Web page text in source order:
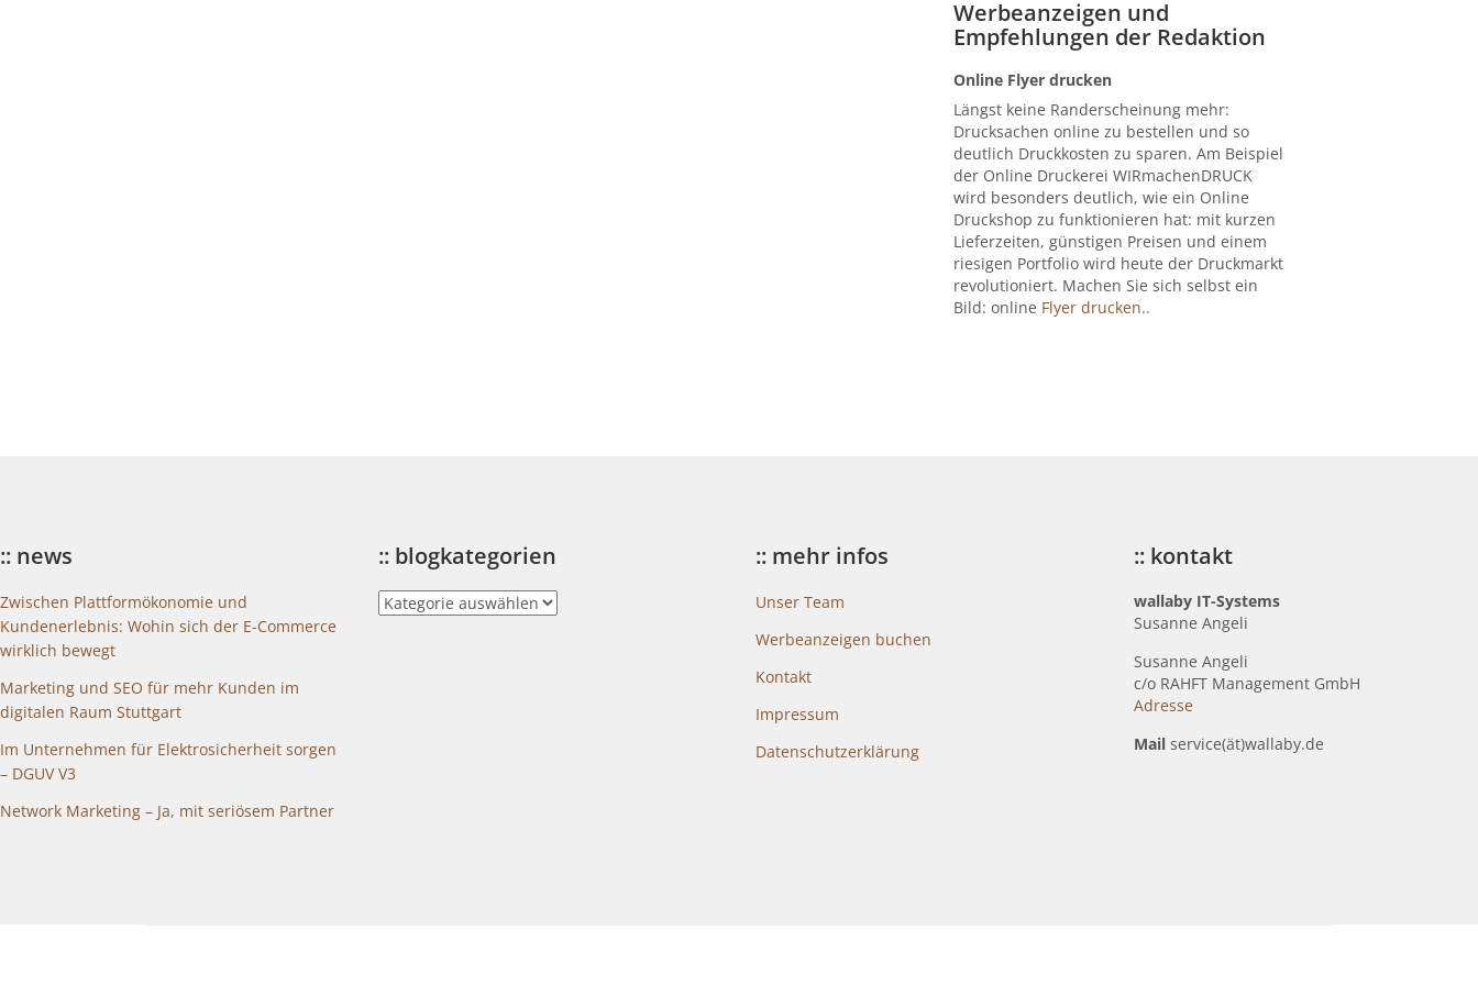
Werbeanzeigen und
Empfehlungen der Redaktion
Online Flyer drucken
Längst keine Randerscheinung mehr:
Drucksachen online zu bestellen und so
deutlich Druckkosten zu sparen. Am Beispiel
der Online Druckerei WIRmachenDRUCK
wird besonders deutlich, wie ein Online
Druckshop zu funktionieren hat: mit kurzen
Lieferzeiten, günstigen Preisen und einem
riesigen Portfolio wird heute der Druckmarkt
revolutioniert. Machen Sie sich selbst ein
Bild: online Flyer drucken..
:: news
Zwischen Plattformökonomie und
Kundenerlebnis: Wohin sich der E-Commerce
wirklich bewegt
Marketing und SEO für mehr Kunden im
digitalen Raum Stuttgart
Im Unternehmen für Elektrosicherheit sorgen
– DGUV V3
Network Marketing – Ja, mit seriösem Partner
:: blogkategorien
::
blogkategorien
:: mehr infos
Unser Team
Werbeanzeigen buchen
Kontakt
Impressum
Datenschutzerklärung
:: kontakt
wallaby IT-Systems
Susanne Angeli
Susanne Angeli
c/o RAHFT Management GmbH
Adresse
Mailservice(ät)wallaby.de